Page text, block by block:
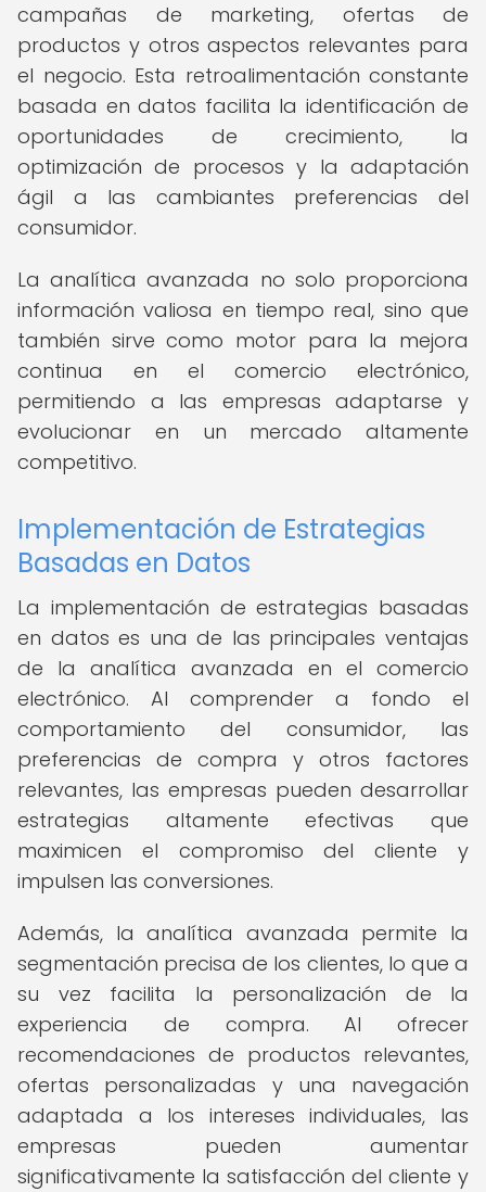
campañas de marketing, ofertas de
productos y otros aspectos relevantes para
el negocio. Esta retroalimentación constante
basada en datos facilita la identificación de
oportunidades de crecimiento, la
optimización de procesos y la adaptación
ágil a las cambiantes preferencias del
consumidor.
La analítica avanzada no solo proporciona
información valiosa en tiempo real, sino que
también sirve como motor para la mejora
continua en el comercio electrónico,
permitiendo a las empresas adaptarse y
evolucionar en un mercado altamente
competitivo.
Implementación de Estrategias
Basadas en Datos
La implementación de estrategias basadas
en datos es una de las principales ventajas
de la analítica avanzada en el comercio
electrónico. Al comprender a fondo el
comportamiento del consumidor, las
preferencias de compra y otros factores
relevantes, las empresas pueden desarrollar
estrategias altamente efectivas que
maximicen el compromiso del cliente y
impulsen las conversiones.
Además, la analítica avanzada permite la
segmentación precisa de los clientes, lo que a
su vez facilita la personalización de la
experiencia de compra. Al ofrecer
recomendaciones de productos relevantes,
ofertas personalizadas y una navegación
adaptada a los intereses individuales, las
empresas pueden aumentar
significativamente la satisfacción del cliente y